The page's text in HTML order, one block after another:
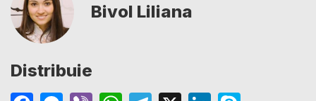
Bivol Liliana
Distribuie